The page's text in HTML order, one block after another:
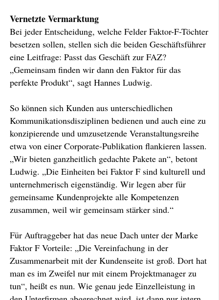
Vernetzte Vermarktung
Bei jeder Entscheidung, welche Felder Faktor-F-Töchter
besetzen sollen, stellen sich die beiden Geschäftsführer
eine Leitfrage: Passt das Geschäft zur FAZ?
„Gemeinsam finden wir dann den Faktor für das
perfekte Produkt“, sagt Hannes Ludwig.
So können sich Kunden aus unterschiedlichen
Kommunikationsdisziplinen bedienen und auch eine zu
konzipierende und umzusetzende Veranstaltungsreihe
etwa von einer Corporate-Publikation flankieren lassen.
„Wir bieten ganzheitlich gedachte Pakete an“, betont
Ludwig. „Die Einheiten bei Faktor F sind kulturell und
unternehmerisch eigenständig. Wir legen aber für
gemeinsame Kundenprojekte alle Kompetenzen
zusammen, weil wir gemeinsam stärker sind.“
Für Auftraggeber hat das neue Dach unter der Marke
Faktor F Vorteile: „Die Vereinfachung in der
Zusammenarbeit mit der Kundenseite ist groß. Dort hat
man es im Zweifel nur mit einem Projektmanager zu
tun“, heißt es nun. Wie genau jede Einzelleistung in